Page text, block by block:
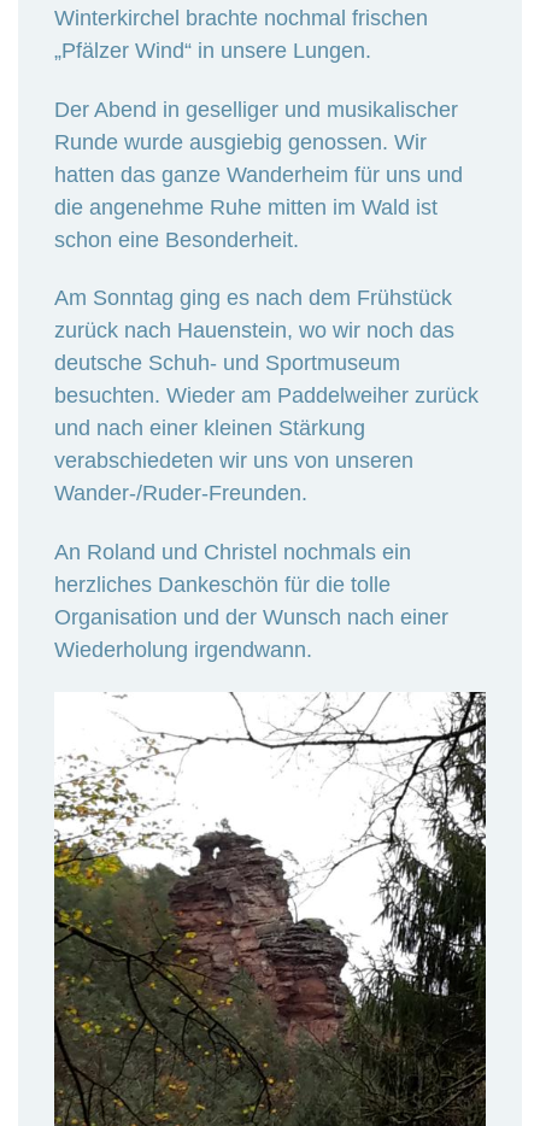
Winterkirchel brachte nochmal frischen
„Pfälzer Wind“ in unsere Lungen.
Der Abend in geselliger und musikalischer
Runde wurde ausgiebig genossen. Wir
hatten das ganze Wanderheim für uns und
die angenehme Ruhe mitten im Wald ist
schon eine Besonderheit.
Am Sonntag ging es nach dem Frühstück
zurück nach Hauenstein, wo wir noch das
deutsche Schuh- und Sportmuseum
besuchten. Wieder am Paddelweiher zurück
und nach einer kleinen Stärkung
verabschiedeten wir uns von unseren
Wander-/Ruder-Freunden.
An Roland und Christel nochmals ein
herzliches Dankeschön für die tolle
Organisation und der Wunsch nach einer
Wiederholung irgendwann.